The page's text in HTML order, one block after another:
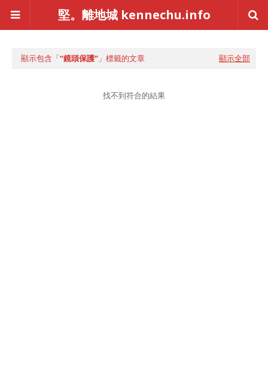
堅。離地城 kennechu.info
顯示包含「 鏡頭保護 」標籤的文章 顯示全部
找不到符合的結果